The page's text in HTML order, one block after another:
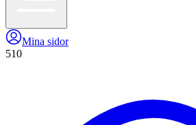
Mina sidor
510